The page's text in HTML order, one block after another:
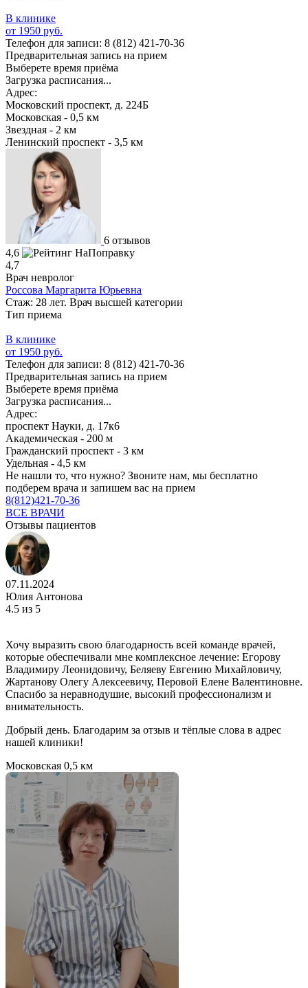
В клинике
от 1950 руб.
Телефон для записи: 8 (812) 421-70-36
Предварительная запись на прием
Выберете время приёма
Загрузка расписания...
Адрес:
Московский проспект, д. 224Б
Московская - 0,5 км
Звездная - 2 км
Ленинский проспект - 3,5 км
6 отзывов
4,6
4,7
Врач невролог
Россова Маргарита Юрьевна
Стаж: 28 лет. Врач высшей категории
Тип приема
В клинике
от 1950 руб.
Телефон для записи: 8 (812) 421-70-36
Предварительная запись на прием
Выберете время приёма
Загрузка расписания...
Адрес:
проспект Науки, д. 17к6
Академическая - 200 м
Гражданский проспект - 3 км
Удельная - 4,5 км
Не нашли то, что нужно? Звоните нам, мы бесплатно
подберем врача и запишем вас на прием
8(812)421-70-36
ВСЕ ВРАЧИ
Отзывы пациентов
07.11.2024
Юлия Антонова
4.5 из 5
Хочу выразить свою благодарность всей команде врачей,
которые обеспечивали мне комплексное лечение: Егорову
Владимиру Леонидовичу, Беляеву Евгению Михайловичу,
Жартанову Олегу Алексеевичу, Перовой Елене Валентиновне.
Спасибо за неравнодушие, высокий профессионализм и
внимательность.
Добрый день. Благодарим за отзыв и тёплые слова в адрес
нашей клиники!
Московская 0,5 км